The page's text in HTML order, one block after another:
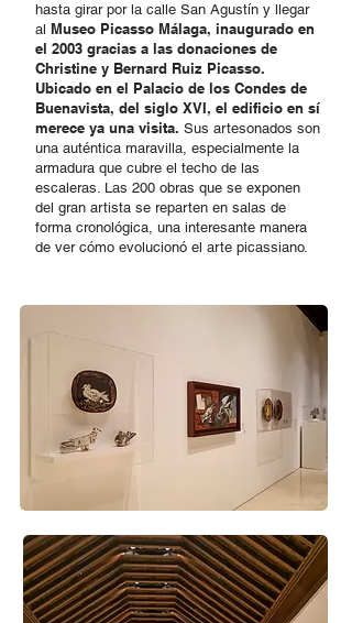
hasta girar por la calle San Agustín y llegar
al Museo Picasso Málaga, inaugurado en
el 2003 gracias a las donaciones de
Christine y Bernard Ruiz Picasso.
Ubicado en el Palacio de los Condes de
Buenavista, del siglo XVI, el edificio en sí
merece ya una visita. Sus artesonados son
una auténtica maravilla, especialmente la
armadura que cubre el techo de las
escaleras. Las 200 obras que se exponen
del gran artista se reparten en salas de
forma cronológica, una interesante manera
de ver cómo evolucionó el arte picassiano.